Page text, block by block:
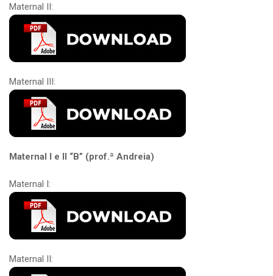
Maternal II:
Maternal III:
Maternal I e II “B” (prof.ª Andreia)
Maternal I:
Maternal II: